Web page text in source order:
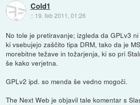
Cold1
:: 19. feb 2011, 01:26
No tole je pretiravanje; izgleda da GPLv3
ki vsebujejo zaščito tipa DRM, tako da je
morebitne težave in tožarjenja, ki so pri
še kako verjetna.
GPLv2 ipd. so menda še vedno mogoči.
The Next Web je objavil tale komentar s